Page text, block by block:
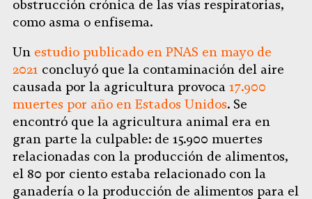
obstrucción crónica de las vías respiratorias,
como asma o enfisema.
Un estudio publicado en PNAS en mayo de
2021 concluyó que la contaminación del aire
causada por la agricultura provoca 17.900
muertes por año en Estados Unidos. Se
encontró que la agricultura animal era en
gran parte la culpable: de 15.900 muertes
relacionadas con la producción de alimentos,
el 80 por ciento estaba relacionado con la
ganadería o la producción de alimentos para el